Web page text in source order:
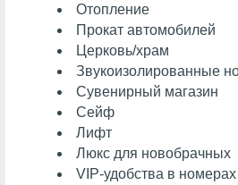
Отопление
Прокат автомобилей
Церковь/храм
Звукоизолированные
Сувенирный магазин
Сейф
Лифт
Люкс для новобрачных
VIP-удобства в номерах